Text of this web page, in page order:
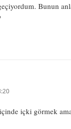
Bunun
içki görmek